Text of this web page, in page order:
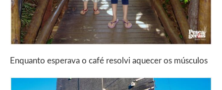
Enquanto esperava o café resolvi aquecer os músculos